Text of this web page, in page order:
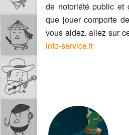
de notoriété public et
que jouer comporte
vous aidez, allez sur
info-service.fr